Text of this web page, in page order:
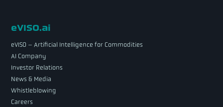
eVISO.ai
eVISO – Artificial Intelligence for Commodities
AI Company
Investor Relations
News & Media
Whistleblowing
Careers